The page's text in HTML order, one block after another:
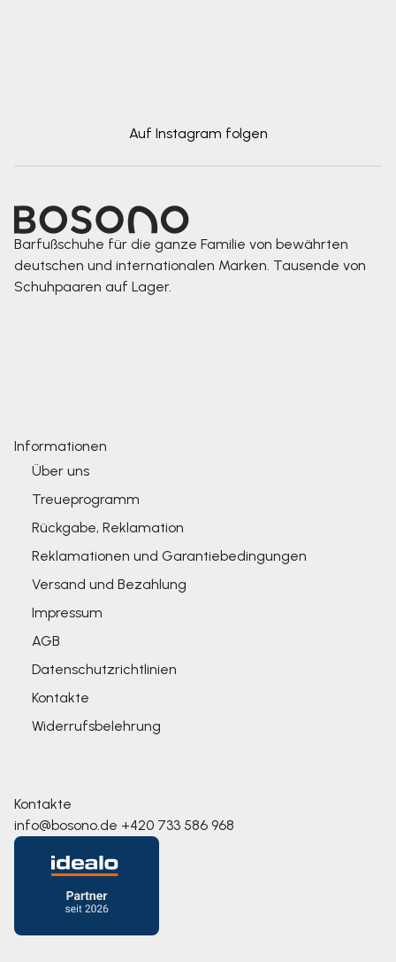
Auf Instagram folgen
Barfußschuhe für die ganze Familie von bewährten
deutschen und internationalen Marken. Tausende von
Schuhpaaren auf Lager.
Informationen
Über uns
Treueprogramm
Rückgabe, Reklamation
Reklamationen und Garantiebedingungen
Versand und Bezahlung
Impressum
AGB
Datenschutzrichtlinien
Kontakte
Widerrufsbelehrung
Kontakte
info@bosono.de +420 733 586 968